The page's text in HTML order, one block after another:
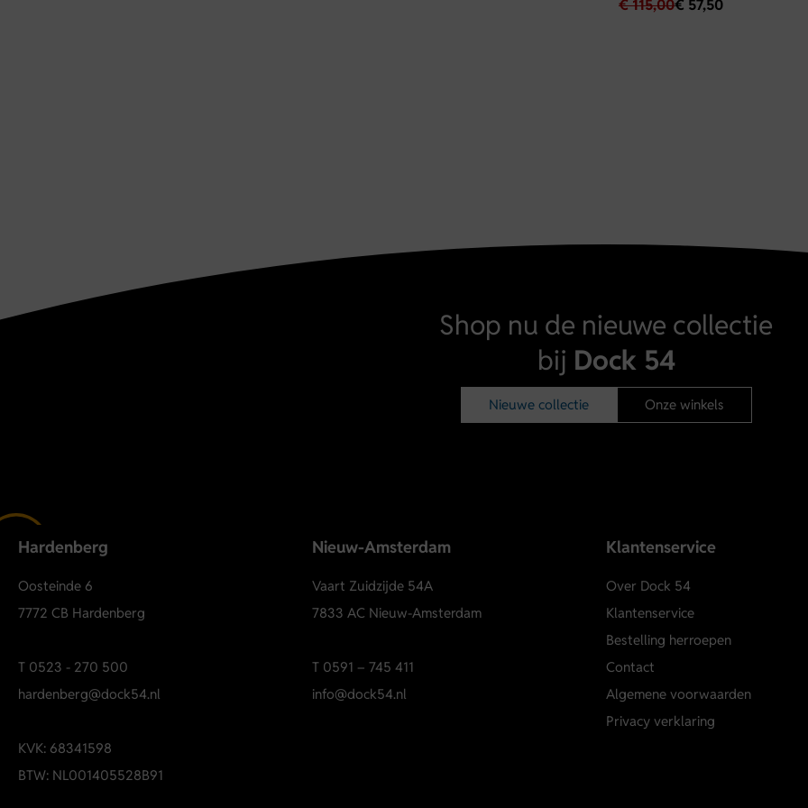
€115,00€ 57,50
Shop nu de nieuwe collectie
bij Dock 54
Nieuwe collectie Onze winkels
Hardenberg
Oosteinde 6
7772 CB Hardenberg
T 0523 - 270 500
hardenberg@dock54.nl
KVK: 68341598
BTW: NL001405528B91
Nieuw-Amsterdam
Vaart Zuidzijde 54A
7833 AC Nieuw-Amsterdam
T 0591 – 745 411
info@dock54.nl
Klantenservice
Over Dock 54
Klantenservice
Bestelling herroepen
Contact
Algemene voorwaarden
Privacy verklaring